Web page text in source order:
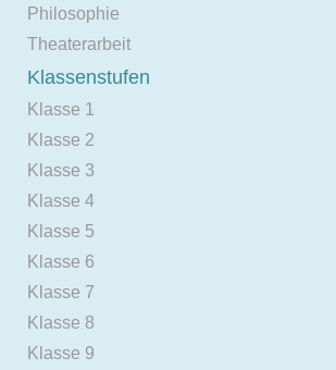
Philosophie
Theaterarbeit
Klassenstufen
Klasse 1
Klasse 2
Klasse 3
Klasse 4
Klasse 5
Klasse 6
Klasse 7
Klasse 8
Klasse 9